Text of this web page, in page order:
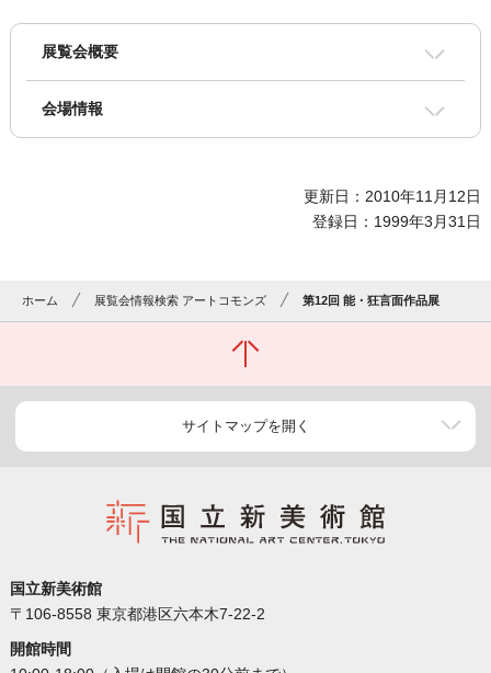
展覧会概要
会場情報
更新日：2010年11月12日
登録日：1999年3月31日
ホーム 展覧会情報検索 アートコモンズ 第12回 能・狂言面作品展
サイトマップを開く
国立新美術館
〒106-8558 東京都港区六本木7-22-2
開館時間